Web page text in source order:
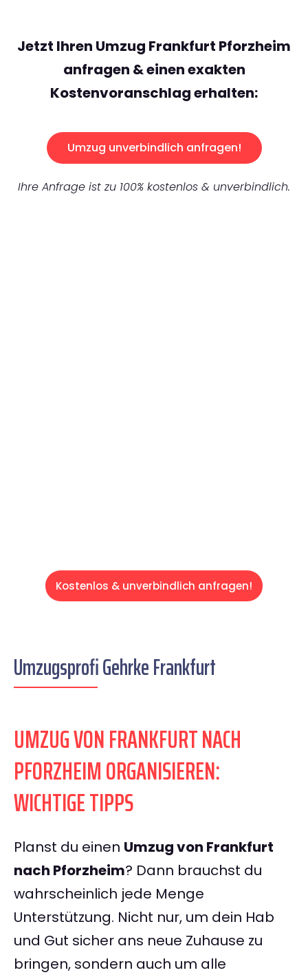
Jetzt Ihren Umzug Frankfurt Pforzheim
anfragen & einen exakten
Kostenvoranschlag erhalten:
Umzug unverbindlich anfragen!
Ihre Anfrage ist zu 100% kostenlos & unverbindlich.
Kostenlos & unverbindlich anfragen!
Umzugsprofi Gehrke Frankfurt
UMZUG VON FRANKFURT NACH
PFORZHEIM ORGANISIEREN:
WICHTIGE TIPPS
Planst du einen Umzug von Frankfurt
nach Pforzheim? Dann brauchst du
wahrscheinlich jede Menge
Unterstützung. Nicht nur, um dein Hab
und Gut sicher ans neue Zuhause zu
bringen, sondern auch um alle